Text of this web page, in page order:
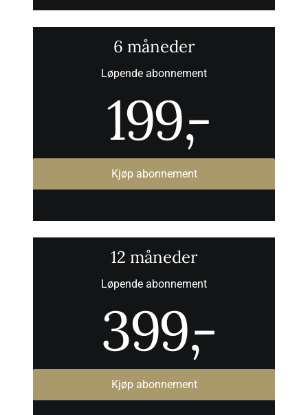
6 måneder
Løpende abonnement
199,-
Kjøp abonnement
12 måneder
Løpende abonnement
399,-
Kjøp abonnement